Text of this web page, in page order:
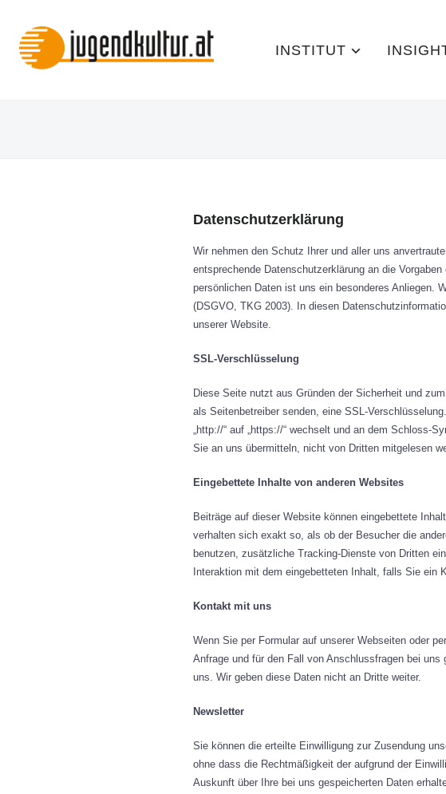
INSTITUT
Datenschutzerklärung
Wir nehmen den Schutz Ihrer und aller uns
entsprechende Datenschutzerklärung an die
persönlichen Daten ist uns ein besonderes Anliegen.
(DSGVO, TKG 2003). In diesen
unserer Website.
SSL-Verschlüsselung
Diese Seite nutzt aus Gründen der Sicherheit und
als Seitenbetreiber senden, eine SSL-
„http://“ auf „https://“ wechselt und an dem Schloss-
Sie an uns übermitteln, nicht von Dritten mitgelesen
Eingebettete Inhalte von anderen Websites
Beiträge auf dieser Website können eingebettete
verhalten sich exakt so, als ob der Besucher die
benutzen, zusätzliche Tracking-Dienste von Dritten
Interaktion mit dem eingebetteten Inhalt, falls Sie ein
Kontakt mit uns
Wenn Sie per Formular auf unserer Webseiten oder
Anfrage und für den Fall von Anschlussfragen bei
uns. Wir geben diese Daten nicht an Dritte weiter.
Newsletter
Sie können die erteilte Einwilligung zur Zusendung
ohne dass die Rechtmäßigkeit der aufgrund der
Auskunft über Ihre bei uns gespeicherten Daten